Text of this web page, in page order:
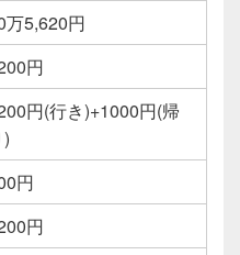
万5,620円
円
円(行き)+1000円(帰
)
円
円